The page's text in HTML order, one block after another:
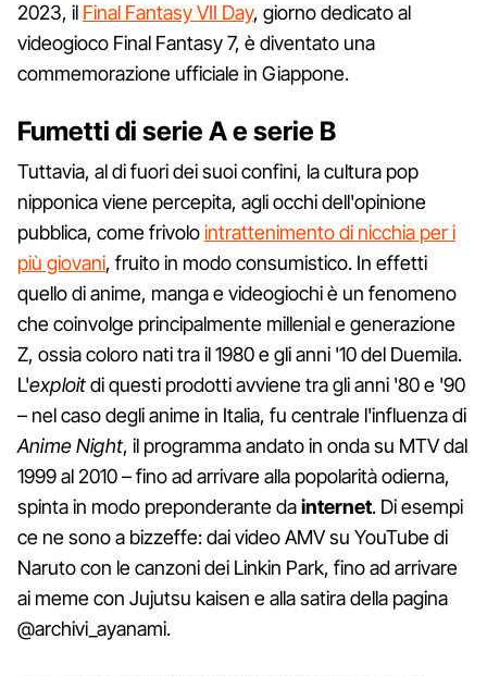
2023, il Final Fantasy VII Day, giorno dedicato al
videogioco Final Fantasy 7, è diventato una
commemorazione ufficiale in Giappone.
Fumetti di serie A e serie B
Tuttavia, al di fuori dei suoi confini, la cultura pop
nipponica viene percepita, agli occhi dell'opinione
pubblica, come frivolointrattenimento di nicchia per i
più giovani, fruito in modo consumistico. In effetti
quello di anime, manga e videogiochi è un fenomeno
che coinvolge principalmente millenial e generazione
Z, ossia coloro nati tra il 1980 e gli anni '10 del Duemila.
L'exploitdi questi prodotti avviene tra gli anni '80 e '90
– nel caso degli anime in Italia, fu centrale l'influenza di
Anime Night, il programma andato in onda su MTV dal
1999 al 2010 – fino ad arrivare alla popolarità odierna,
spinta in modo preponderante dainternet. Di esempi
ce ne sono a bizzeffe: dai video AMV su YouTube di
Naruto con le canzoni dei Linkin Park, fino ad arrivare
ai meme con Jujutsu kaisen e alla satira della pagina
@archivi_ayanami.